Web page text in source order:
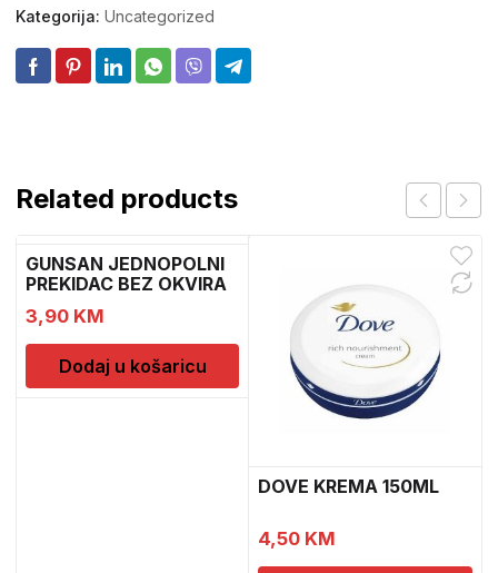
Kategorija: Uncategorized
Related products
GUNSAN JEDNOPOLNI
PREKIDAC BEZ OKVIRA
11
3,90 KM
Dodaj u košaricu
DOVE KREMA 150ML
4,50 KM